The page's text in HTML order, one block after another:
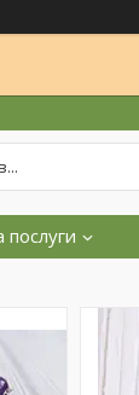
послуги